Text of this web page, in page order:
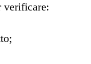
verificare: